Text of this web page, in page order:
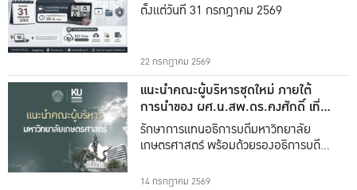
ตั้งแต่วันที่ 31 กรกฎาคม 2569
22 กรกฎาคม 2569
แนะนำคณะผู้บริหารชุดใหม่ ภายใต้
การนำของ ผศ.น.สพ.ดร.คงศักดิ์ เที่ยง
ธรรม
รักษาการแทนอธิการบดีมหาวิทยาลัย
เกษตรศาสตร์ พร้อมด้วยรองอธิการบดีทั้ง
14 กรกฎาคม 2569